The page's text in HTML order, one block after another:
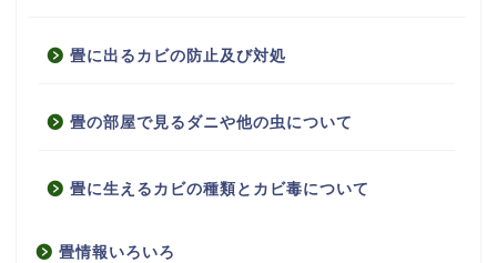
畳に出るカビの防止及び対処
畳の部屋で見るダニや他の虫について
畳に生えるカビの種類とカビ毒について
畳情報いろいろ